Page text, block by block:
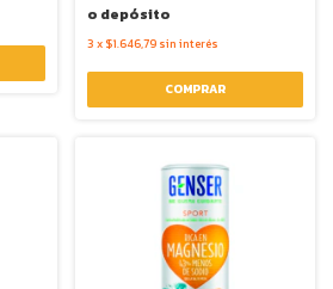
o depósito
3 x $1.646,79 sin interés